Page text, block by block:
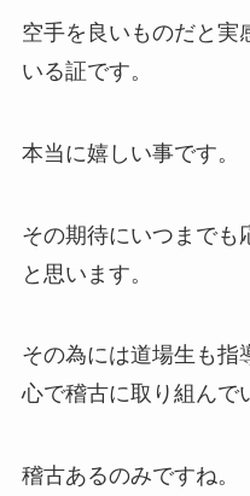
空手を良いものだと実
いる証です。
本当に嬉しい事です。
その期待にいつまでも
と思います。
その為には道場生も指
心で稽古に取り組んで
稽古あるのみですね。